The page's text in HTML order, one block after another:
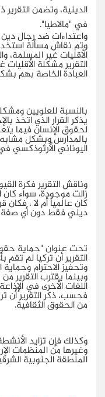
الدينية، وتضمن التقرير
في "مالاطيا".
واعتداءات ضد رجال
وتم نقاش مسألة
الأقليات غير
التقرير مشكلة
العبادة الخاصة بهم
بالنسبة للعلويين
يذكر القرار الذي اتخذ
لحقوق الإنسان فيما
بالمدارس وبشكل
اليوناني الأرثوذكسي
وناقش التقرير فكرة
زالت موجودة، سواء كان
كان عالمياً أم لا ،
ديني فقط دون أي صفة
تحت عنوان "حماية حقوق
التقرير أن تركيا لم
وتحفيز الاحترام وحماية
وبينما يقترب التقرير
اللغات الأخرى في
فحسب، ذكر التقرير أن
من الحقوق الثقافية.
وكذلك فإن تزايد
وغيرها من المنظمات
المنطقة الجنوبية